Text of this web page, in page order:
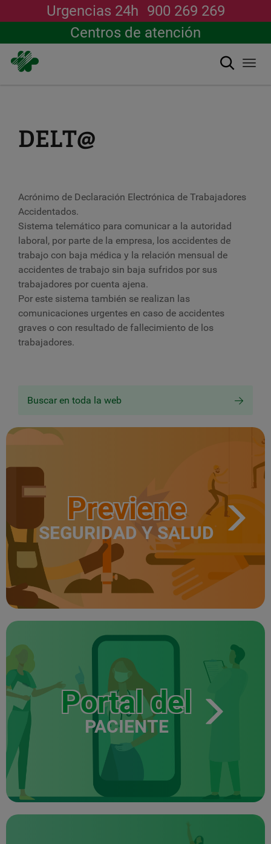
Urgencias 24h 900 269 269
Centros de atención
Buscar
DELT@
Acrónimo de Declaración Electrónica de Trabajadores
Accidentados.
Sistema telemático para comunicar a la autoridad
laboral, por parte de la empresa, los accidentes de
trabajo con baja médica y la relación mensual de
accidentes de trabajo sin baja sufridos por sus
trabajadores por cuenta ajena.
Por este sistema también se realizan las
comunicaciones urgentes en caso de accidentes
graves o con resultado de fallecimiento de los
trabajadores.
Buscar en toda la web
Previene
SEGURIDAD Y SALUD
Portal del
PACIENTE